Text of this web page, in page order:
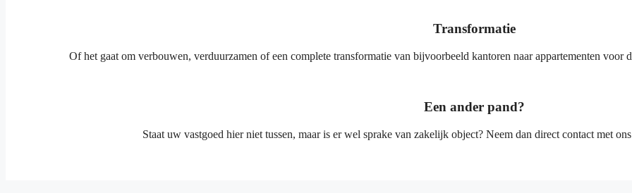
Transformatie
Of het gaat om verbouwen, verduurzamen of een complete transformatie van bijvoorbeeld kantoren naar appartementen
Een ander pand?
Staat uw vastgoed hier niet tussen, maar is er wel sprake van zakelijk object? Neem dan direct contact met